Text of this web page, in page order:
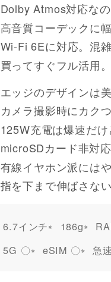
Dolby Atmos対応な
高音質コーデックに
Wi-Fi 6Eに対応。混
買ってすぐフル活用
エッジのデザインは
カメラ撮影時にカク
125W充電は爆速だ
microSDカード非対応
有線イヤホン派には
指を下まで伸ばさな
6.7インチ 186g
5G 〇
eSIM 〇 急